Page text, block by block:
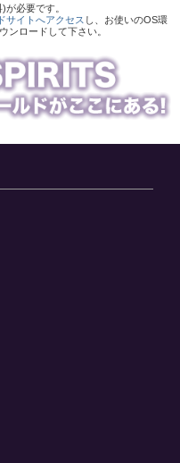
必要です。
サイトへアクセス し、お使いのOS環
ンロードして下さい。